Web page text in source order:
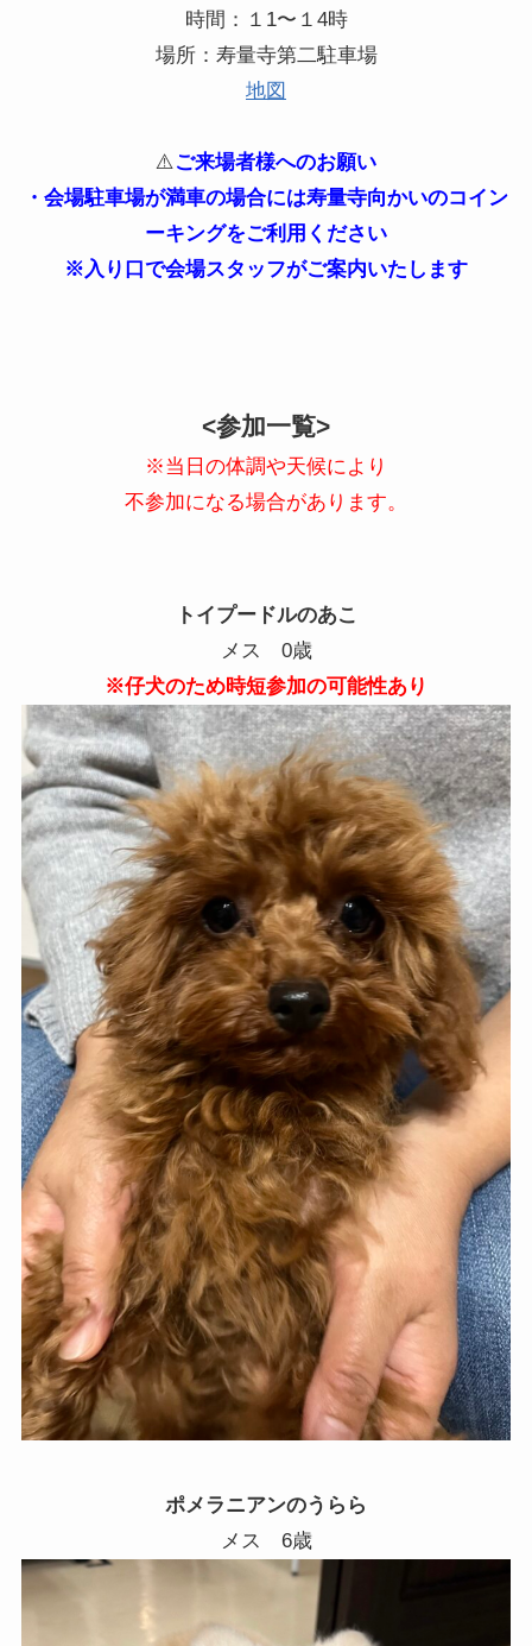
時間：１1〜１4時
場所：寿量寺第二駐車場
地図
⚠️ご来場者様へのお願い
・会場駐車場が満車の場合には寿量寺向かいのコイン
ーキングをご利用ください
※入り口で会場スタッフがご案内いたします
<参加一覧>
​※当日の体調や天候により
不参加になる場合があります。
トイプードルのあこ
メス 0歳
※仔犬のため時短参加の可能性あり
ポメラニアンのうらら
メス 6歳